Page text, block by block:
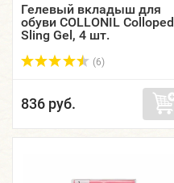
Гелевый вкладыш для
обуви COLLONIL Colloped
Sling Gel, 4 шт.
(6)
836 руб.